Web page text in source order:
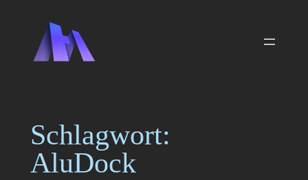
springen
Schlagwort:
AluDock